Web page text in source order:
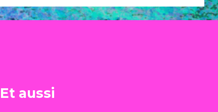
Et aussi